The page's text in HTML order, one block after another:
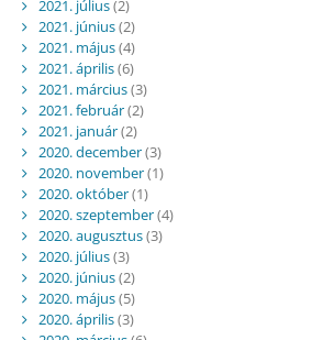
2021. július(2)
2021. június(2)
2021. május(4)
2021. április(6)
2021. március(3)
2021. február(2)
2021. január(2)
2020. december(3)
2020. november(1)
2020. október(1)
2020. szeptember(4)
2020. augusztus(3)
2020. július(3)
2020. június(2)
2020. május(5)
2020. április(3)